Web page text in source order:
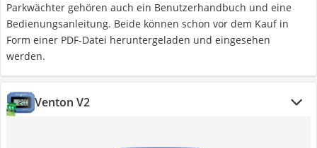
Parkwächter gehören auch ein Benutzerhandbuch und eine
Bedienungsanleitung. Beide können schon vor dem Kauf in
Form einer PDF-Datei heruntergeladen und eingesehen
werden.
Venton V2